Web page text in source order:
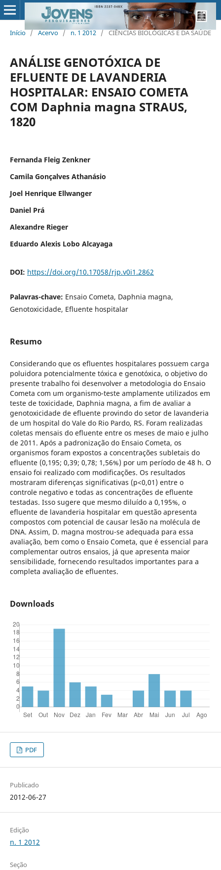
Início / Acervo / n. 1 2012 / CIÊNCIAS BIOLÓGICAS E DA SAÚDE
ANÁLISE GENOTÓXICA DE
EFLUENTE DE LAVANDERIA
HOSPITALAR: ENSAIO COMETA
COM Daphnia magna STRAUS,
1820
Fernanda Fleig Zenkner
Camila Gonçalves Athanásio
Joel Henrique Ellwanger
Daniel Prá
Alexandre Rieger
Eduardo Alexis Lobo Alcayaga
DOI: https://doi.org/10.17058/rjp.v0i1.2862
Palavras-chave: Ensaio Cometa, Daphnia magna,
Genotoxicidade, Efluente hospitalar
Resumo
Considerando que os efluentes hospitalares possuem carga
poluidora potencialmente tóxica e genotóxica, o objetivo do
presente trabalho foi desenvolver a metodologia do Ensaio
Cometa com um organismo-teste amplamente utilizados em
teste de toxicidade, Daphnia magna, a fim de avaliar a
genotoxicidade de efluente provindo do setor de lavanderia
de um hospital do Vale do Rio Pardo, RS. Foram realizadas
coletas mensais do efluente entre os meses de maio e julho
de 2011. Após a padronização do Ensaio Cometa, os
organismos foram expostos a concentrações subletais do
efluente (0,195; 0,39; 0,78; 1,56%) por um período de 48 h. O
ensaio foi realizado com modificações. Os resultados
mostraram diferenças significativas (p<0,01) entre o
controle negativo e todas as concentrações de efluente
testadas. Isso sugere que mesmo diluído a 0,195%, o
efluente de lavanderia hospitalar em questão apresenta
compostos com potencial de causar lesão na molécula de
DNA. Assim, D. magna mostrou-se adequada para essa
avaliação, bem como o Ensaio Cometa, que é essencial para
complementar outros ensaios, já que apresenta maior
sensibilidade, fornecendo resultados importantes para a
completa avaliação de efluentes.
Downloads
PDF
Publicado
2012-06-27
Edição
n. 1 2012
Seção